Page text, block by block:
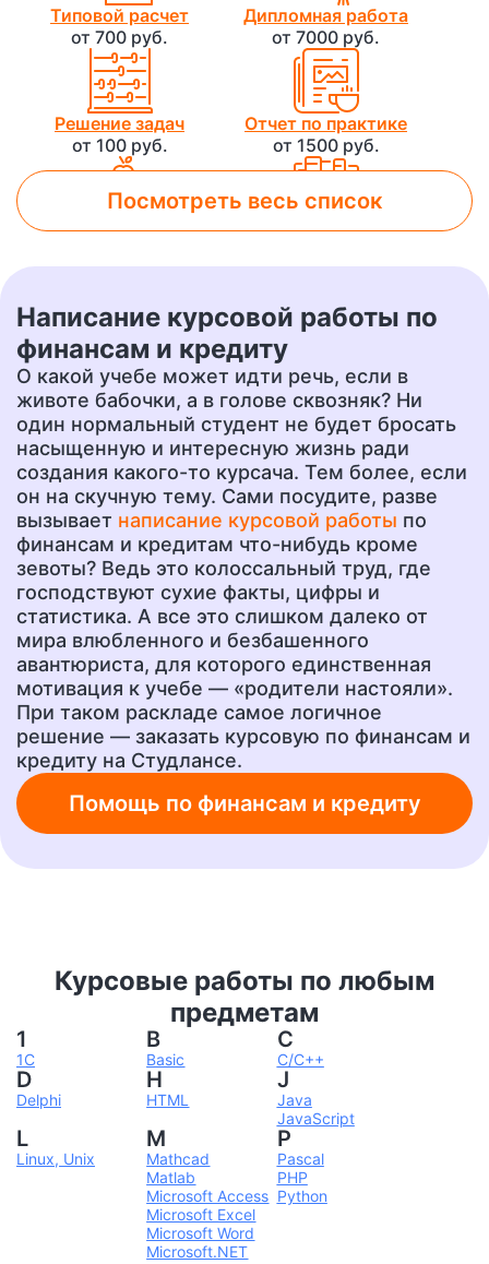
Типовой расчет
от 700 руб.
Дипломная работа
от 7000 руб.
Решение задач
от 100 руб.
Отчет по практике
от 1500 руб.
Лабораторная работа
Контрольная работа
Чертеж
от 700 руб.
от 400 руб.
Презентация
от 500 руб.
Перевод
от 400 руб.
Эссе
от 400 руб.
Сочинение
от 400 руб.
Ответы на тесты
от 400 руб.
Рецензия
от 700 руб.
Шпаргалки
от 300 руб.
Бизнес-план
от 1500 руб.
Посмотреть весь список
Написание курсовой работы по
финансам и кредиту
О какой учебе может идти речь, если в
животе бабочки, а в голове сквозняк? Ни
один нормальный студент не будет бросать
насыщенную и интересную жизнь ради
создания какого-то курсача. Тем более, если
он на скучную тему. Сами посудите, разве
вызывает написание курсовой работы по
финансам и кредитам что-нибудь кроме
зевоты? Ведь это колоссальный труд, где
господствуют сухие факты, цифры и
статистика. А все это слишком далеко от
мира влюбленного и безбашенного
авантюриста, для которого единственная
мотивация к учебе — «родители настояли».
При таком раскладе самое логичное
решение — заказать курсовую по финансам и
кредиту на Студлансе.
Помощь по финансам и кредиту
Курсовые работы по любым
предметам
1
1С
B
Basic
C
C/C++
D
Delphi
H
HTML
J
Java
JavaScript
L
Linux, Unix
M
Mathcad
Matlab
Microsoft Access
Microsoft Excel
Microsoft Word
Microsoft.NET
P
Pascal
PHP
Python